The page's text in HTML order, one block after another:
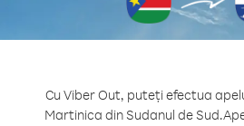
Cu Viber Out, puteți efectua
Martinica din Sudanul de Sud.